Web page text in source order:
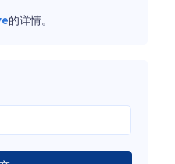
的详情。